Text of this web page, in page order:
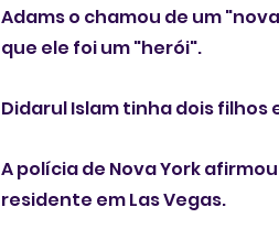
Adams o chamou de um
que ele foi um "herói".
Didarul Islam tinha dois
A polícia de Nova York
residente em Las Vegas.